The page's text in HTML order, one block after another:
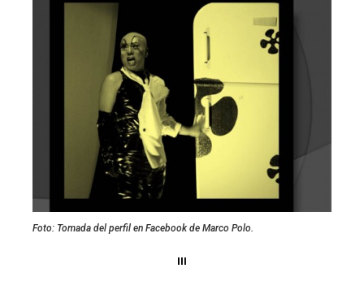
Foto: Tomada del perfil en Facebook de Marco Polo.
III